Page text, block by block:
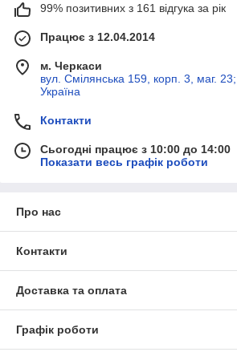
99% позитивних з 161 відгука за рік
Працює з 12.04.2014
м. Черкаси
вул. Смілянська 159, корп. 3, маг.
Україна
Контакти
Сьогодні працює з 10:00 до 14:00
Показати весь графік роботи
Про нас
Контакти
Доставка та оплата
Графік роботи